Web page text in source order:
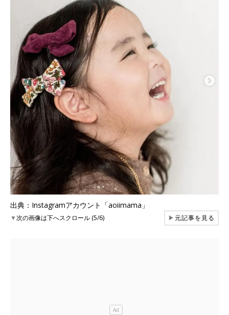
出典：Instagramアカウント「aoiimama」
▼次の画像は下へスクロール (5/6) ▶元記事を見る